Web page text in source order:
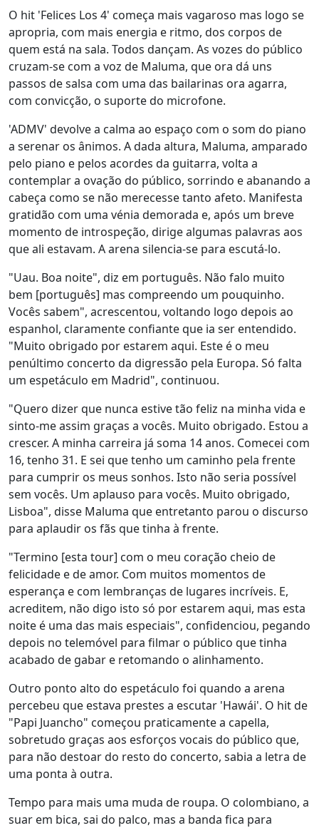
O hit 'Felices Los 4' começa mais vagaroso mas logo se
apropria, com mais energia e ritmo, dos corpos de
quem está na sala. Todos dançam. As vozes do público
cruzam-se com a voz de Maluma, que ora dá uns
passos de salsa com uma das bailarinas ora agarra,
com convicção, o suporte do microfone.
'ADMV' devolve a calma ao espaço com o som do piano
a serenar os ânimos. A dada altura, Maluma, amparado
pelo piano e pelos acordes da guitarra, volta a
contemplar a ovação do público, sorrindo e abanando a
cabeça como se não merecesse tanto afeto. Manifesta
gratidão com uma vénia demorada e, após um breve
momento de introspeção, dirige algumas palavras aos
que ali estavam. A arena silencia-se para escutá-lo.
"Uau. Boa noite", diz em português. Não falo muito
bem [português] mas compreendo um pouquinho.
Vocês sabem", acrescentou, voltando logo depois ao
espanhol, claramente confiante que ia ser entendido.
"Muito obrigado por estarem aqui. Este é o meu
penúltimo concerto da digressão pela Europa. Só falta
um espetáculo em Madrid", continuou.
"Quero dizer que nunca estive tão feliz na minha vida e
sinto-me assim graças a vocês. Muito obrigado. Estou a
crescer. A minha carreira já soma 14 anos. Comecei com
16, tenho 31. E sei que tenho um caminho pela frente
para cumprir os meus sonhos. Isto não seria possível
sem vocês. Um aplauso para vocês. Muito obrigado,
Lisboa", disse Maluma que entretanto parou o discurso
para aplaudir os fãs que tinha à frente.
"Termino [esta tour] com o meu coração cheio de
felicidade e de amor. Com muitos momentos de
esperança e com lembranças de lugares incríveis. E,
acreditem, não digo isto só por estarem aqui, mas esta
noite é uma das mais especiais", confidenciou, pegando
depois no telemóvel para filmar o público que tinha
acabado de gabar e retomando o alinhamento.
Outro ponto alto do espetáculo foi quando a arena
percebeu que estava prestes a escutar 'Hawái'. O hit de
"Papi Juancho" começou praticamente a capella,
sobretudo graças aos esforços vocais do público que,
para não destoar do resto do concerto, sabia a letra de
uma ponta à outra.
Tempo para mais uma muda de roupa. O colombiano, a
suar em bica, sai do palco, mas a banda fica para